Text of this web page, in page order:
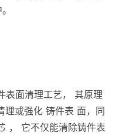
表面清理工艺， 其原理
理或强化 铸件表 面，同
， 它不仅能清除铸件表